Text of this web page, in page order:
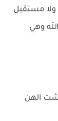
مستقبل
وهي
الهن